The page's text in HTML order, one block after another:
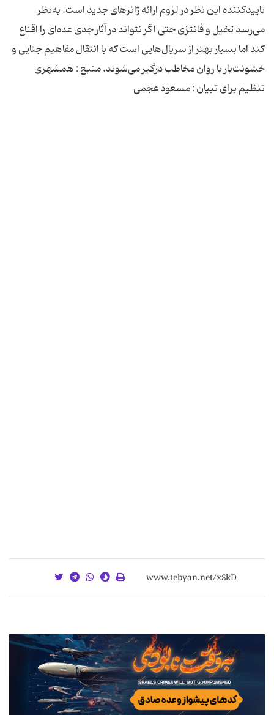
تایید‌كننده این نظر در لزوم ارائه ژانرهای جدید است. به‌نظر
می‌رسد تخیل و فانتزی حتی اگر نتواند در آثار جدی عده‌ای را اقناع
كند اما بسیار بهتر از سریال‌هایی است كه با انتقال مفاهیم جنایی و
خشونت‌بار با روان مخاطب درگیر می‌شوند. منبع : همشهری
تنظیم برای تبیان : مسعود عجمی